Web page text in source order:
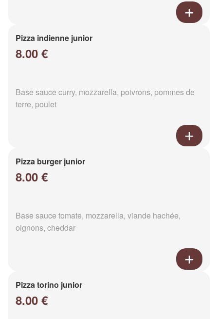
Pizza indienne junior
8.00 €
Base sauce curry, mozzarella, poivrons, pommes de
terre, poulet
Pizza burger junior
8.00 €
Base sauce tomate, mozzarella, viande hachée,
oignons, cheddar
Pizza torino junior
8.00 €